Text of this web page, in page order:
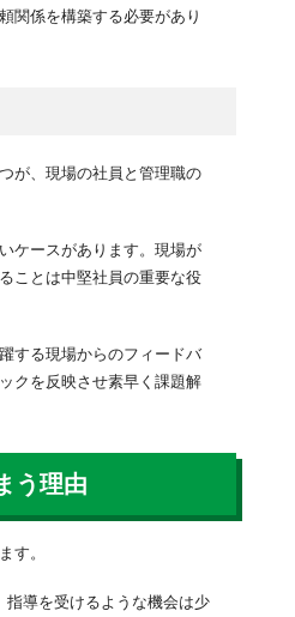
関係を構築する必要があり
が、現場の社員と管理職の
ケースがあります。現場が
ことは中堅社員の重要な役
する現場からのフィードバ
クを反映させ素早く課題解
う理由
す。
導を受けるような機会は少